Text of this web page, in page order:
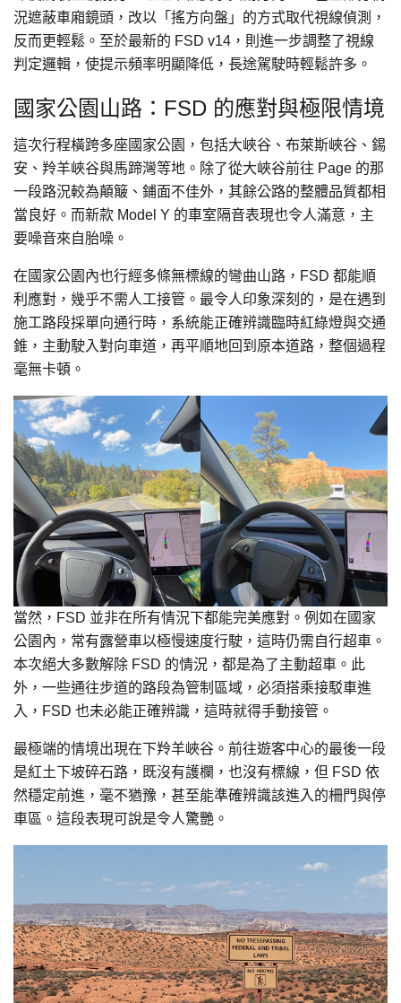
況遮蔽車廂鏡頭，改以「搖方向盤」的方式取代視線偵測，
反而更輕鬆。至於最新的 FSD v14，則進一步調整了視線
判定邏輯，使提示頻率明顯降低，長途駕駛時輕鬆許多。
國家公園山路：FSD 的應對與極限情境
這次行程橫跨多座國家公園，包括大峽谷、布萊斯峽谷、錫
安、羚羊峽谷與馬蹄灣等地。除了從大峽谷前往 Page 的那
一段路況較為顛簸、鋪面不佳外，其餘公路的整體品質都相
當良好。而新款 Model Y 的車室隔音表現也令人滿意，主
要噪音來自胎噪。
在國家公園內也行經多條無標線的彎曲山路，FSD 都能順
利應對，幾乎不需人工接管。最令人印象深刻的，是在遇到
施工路段採單向通行時，系統能正確辨識臨時紅綠燈與交通
錐，主動駛入對向車道，再平順地回到原本道路，整個過程
毫無卡頓。
當然，FSD 並非在所有情況下都能完美應對。例如在國家
公園內，常有露營車以極慢速度行駛，這時仍需自行超車。
本次絕大多數解除 FSD 的情況，都是為了主動超車。此
外，一些通往步道的路段為管制區域，必須搭乘接駁車進
入，FSD 也未必能正確辨識，這時就得手動接管。
最極端的情境出現在下羚羊峽谷。前往遊客中心的最後一段
是紅土下坡碎石路，既沒有護欄，也沒有標線，但 FSD 依
然穩定前進，毫不猶豫，甚至能準確辨識該進入的柵門與停
車區。這段表現可說是令人驚艷。